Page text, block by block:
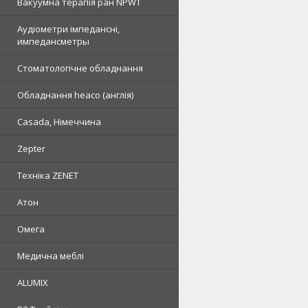
Аудіометри імпедансні,
импедансметры
Стоматологічне обладнання
Обладнання heaco (англія)
Casada, Німеччина
Zepter
Техніка ZENET
Атон
Омега
Медична меблі
ALUMIX